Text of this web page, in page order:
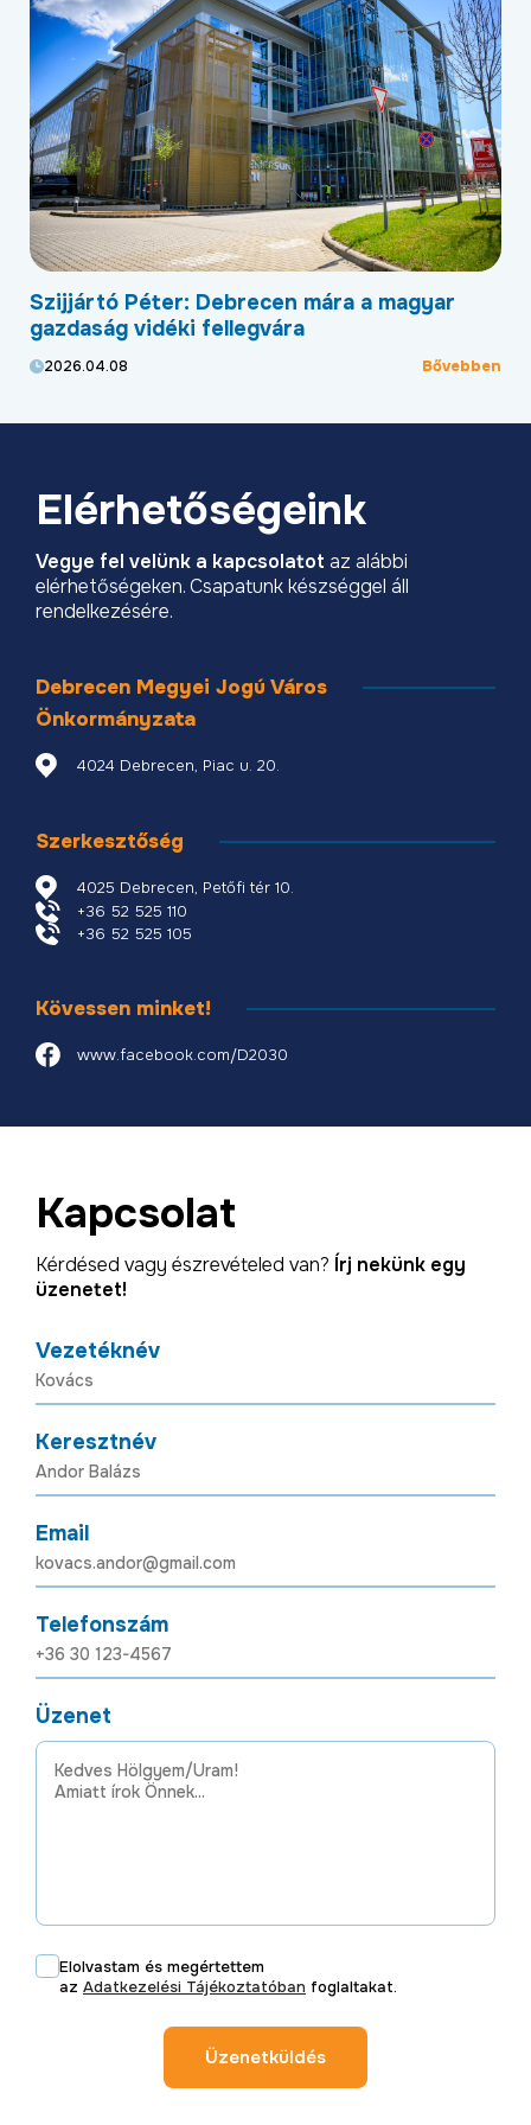
Szijjártó Péter: Debrecen mára a magyar
gazdaság vidéki fellegvára
2026.04.08 Bővebben
Elérhetőségeink
Vegye fel velünk a kapcsolatot az alábbi
elérhetőségeken. Csapatunk készséggel áll
rendelkezésére.
Debrecen Megyei Jogú Város
Önkormányzata
4024 Debrecen, Piac u. 20.
Szerkesztőség
4025 Debrecen, Petőfi tér 10.
+36 52 525 110
+36 52 525 105
Kövessen minket!
www.facebook.com/D2030
Kapcsolat
Kérdésed vagy észrevételed van? Írj nekünk egy
üzenetet!
Vezetéknév
Keresztnév
Email
Telefonszám
Üzenet
Elolvastam és megértettem
az Adatkezelési Tájékoztatóban foglaltakat.
Üzenetküldés